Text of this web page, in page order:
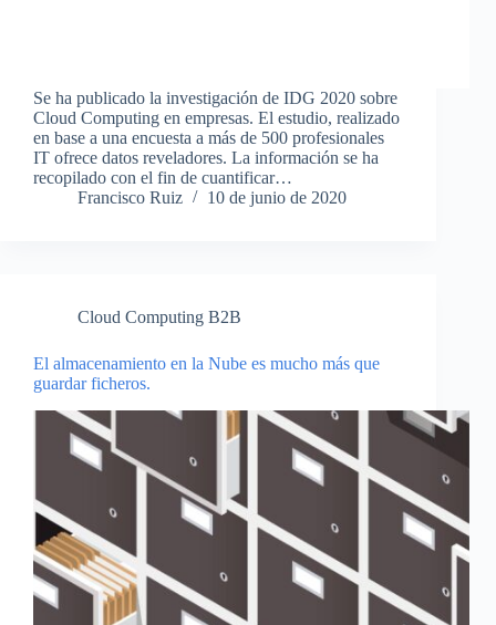
Se ha publicado la investigación de IDG 2020 sobre
Cloud Computing en empresas. El estudio, realizado
en base a una encuesta a más de 500 profesionales
IT ofrece datos reveladores. La información se ha
recopilado con el fin de cuantificar…
Francisco Ruiz
10 de junio de 2020
Cloud Computing B2B
El almacenamiento en la Nube es mucho más que
guardar ficheros.